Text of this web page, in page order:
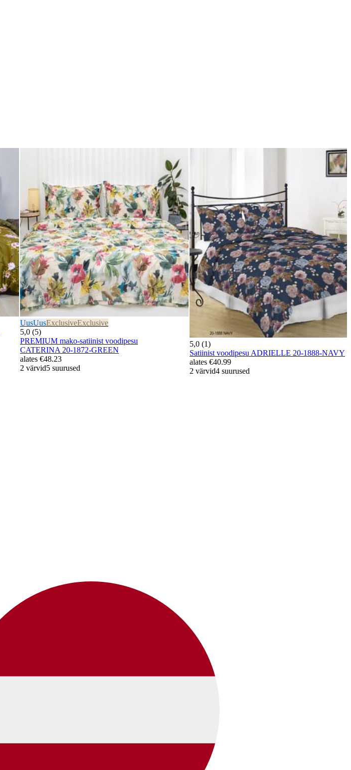
UusUusExclusiveExclusive
5,0 (5)
PREMIUM mako-satiinist voodipesu
CATERINA 20-1872-GREEN
alates €48.23
2 värvid5 suurused
5,0 (1)
Satiinist voodipesu ADRIELLE 20-1888-NAVY
alates €40.99
2 värvid4 suurused